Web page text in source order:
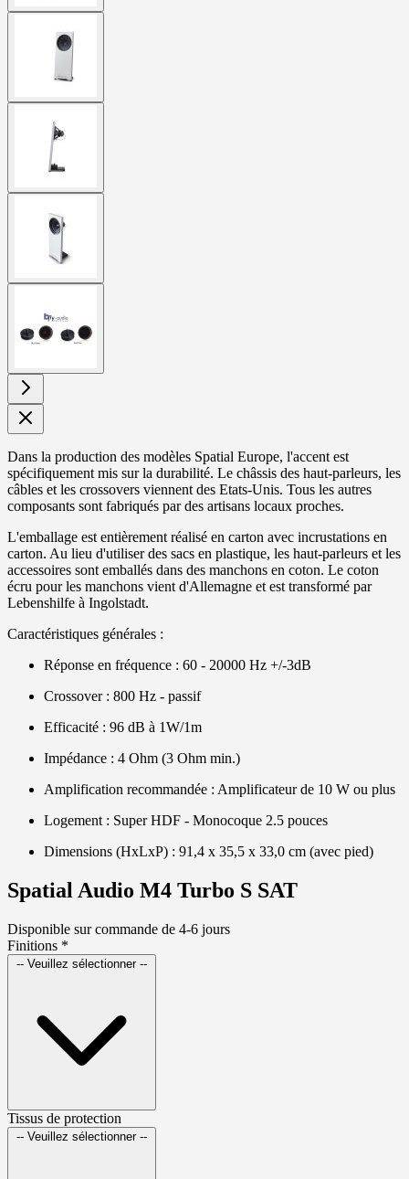
image
Dans la production des modèles Spatial Europe, l'accent est
spécifiquement mis sur la durabilité. Le châssis des haut-parleurs, les
câbles et les crossovers viennent des Etats-Unis. Tous les autres
composants sont fabriqués par des artisans locaux proches.
L'emballage est entièrement réalisé en carton avec incrustations en
carton. Au lieu d'utiliser des sacs en plastique, les haut-parleurs et les
accessoires sont emballés dans des manchons en coton. Le coton
écru pour les manchons vient d'Allemagne et est transformé par
Lebenshilfe à Ingolstadt.
Caractéristiques générales :
Réponse en fréquence : 60 - 20000 Hz +/-3dB
Crossover : 800 Hz - passif
Efficacité : 96 dB à 1W/1m
Impédance : 4 Ohm (3 Ohm min.)
Amplification recommandée : Amplificateur de 10 W ou plus
Logement : Super HDF - Monocoque 2.5 pouces
Dimensions (HxLxP) : 91,4 x 35,5 x 33,0 cm (avec pied)
Spatial Audio M4 Turbo S SAT
Disponible sur commande de 4-6 jours
Finitions *
-- Veuillez sélectionner --
Tissus de protection
-- Veuillez sélectionner --